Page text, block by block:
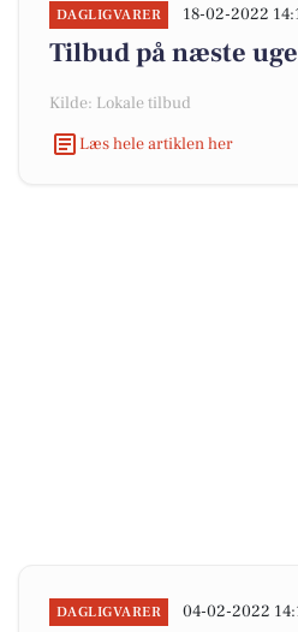
DAGLIGVARER 18-02-2022
Tilbud på næste
Kilde: Lokale tilbud
Læs hele artiklen her
DAGLIGVARER 04-02-2022